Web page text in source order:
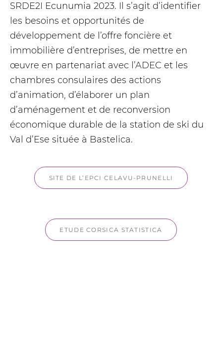
SRDE2I Ecunumia 2023. Il s’agit d’identifier
les besoins et opportunités de
développement de l’offre foncière et
immobilière d’entreprises, de mettre en
œuvre en partenariat avec l’ADEC et les
chambres consulaires des actions
d’animation, d’élaborer un plan
d’aménagement et de reconversion
économique durable de la station de ski du
Val d’Ese située à Bastelica.
SITE DE L’EPCI CELAVU-PRUNELLI
ETUDE CORSICA STATISTICA